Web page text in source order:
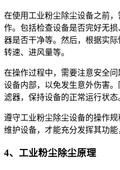
在使用工业粉尘除尘设备之前
作。包括检查设备是否完好无
器是否干净等。然后，根据实
转速、进风量等。
在操作过程中，需要注意安全
设备内部，以免发生意外伤害
滤器，保持设备的正常运行状态
遵守工业粉尘除尘设备的操作
维护设备，才能充分发挥其功能
4、工业粉尘除尘原理